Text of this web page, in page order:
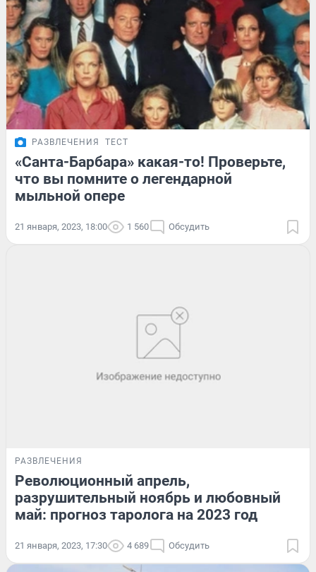
РАЗВЛЕЧЕНИЯ ТЕСТ
«Санта-Барбара» какая-то! Проверьте,
что вы помните о легендарной
мыльной опере
21 января, 2023, 18:00 1 560 Обсудить
РАЗВЛЕЧЕНИЯ
Революционный апрель,
разрушительный ноябрь и любовный
май: прогноз таролога на 2023 год
21 января, 2023, 17:30 4 689 Обсудить